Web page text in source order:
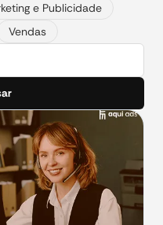
e Publicidade
Vendas